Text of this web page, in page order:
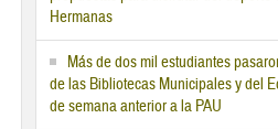
Hermanas
Más de dos mil estudiantes
de las Bibliotecas Municipales y del
de semana anterior a la PAU